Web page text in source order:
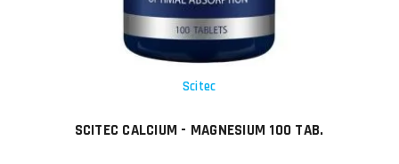
Scitec
SCITEC CALCIUM - MAGNESIUM 100 TAB.